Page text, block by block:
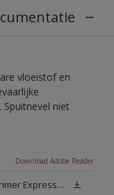
vloeistof en
niet
Download Adobe Reader
Technisch Informatieblad Rubbol Primer Express (PDF)